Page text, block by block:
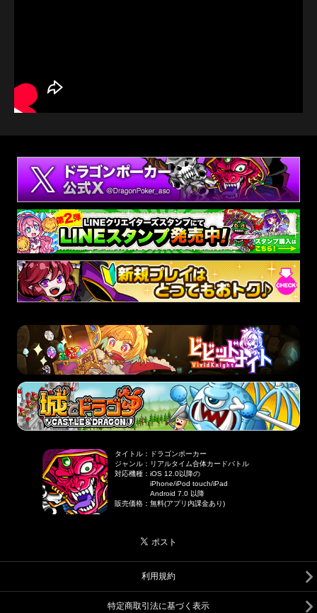
タイトル ：
ドラゴンポーカー
ジャンル ： リアルタイム合体カードバトル
対応機種 ：iOS 12.0以降の
iPhone/iPod touch/iPad
Android 7.0 以降
販売価格 ：無料(アプリ内課金あり)
利用規約
特定商取引法に基づく表示